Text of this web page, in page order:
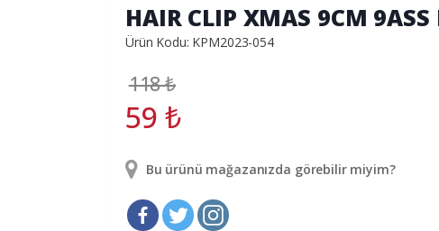
HAIR CLIP XMAS 9CM 9ASS
Ürün Kodu: KPM2023-054
118₺
59 ₺
Bu ürünü mağazanızda görebilir miyim?